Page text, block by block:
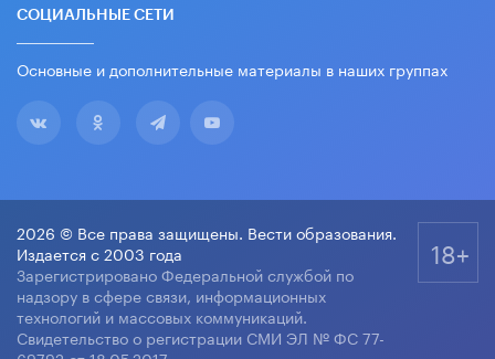
СОЦИАЛЬНЫЕ СЕТИ
Основные и дополнительные материалы в наших группах
2026 © Все права защищены. Вести образования.
Издается с 2003 года
Зарегистрировано Федеральной службой по
надзору в сфере связи, информационных
технологий и массовых коммуникаций.
Свидетельство о регистрации СМИ ЭЛ № ФС 77-
18+